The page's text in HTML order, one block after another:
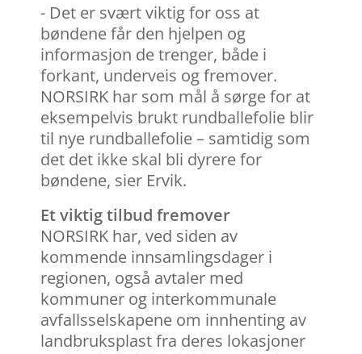
- Det er svært viktig for oss at
bøndene får den hjelpen og
informasjon de trenger, både i
forkant, underveis og fremover.
NORSIRK har som mål å sørge for at
eksempelvis brukt rundballefolie blir
til nye rundballefolie – samtidig som
det det ikke skal bli dyrere for
bøndene, sier Ervik.
Et viktig tilbud fremover
NORSIRK har, ved siden av
kommende innsamlingsdager i
regionen, også avtaler med
kommuner og interkommunale
avfallsselskapene om innhenting av
landbruksplast fra deres lokasjoner